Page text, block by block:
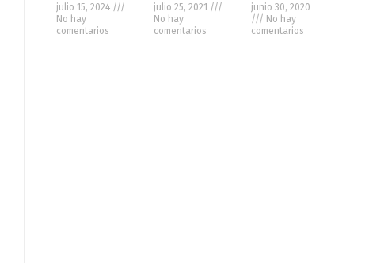
julio 15, 2024
No hay
comentarios
julio 25, 2021
No hay
comentarios
junio 30, 2020
No hay
comentarios